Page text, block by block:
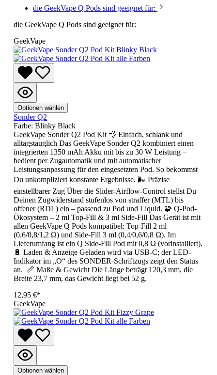
die GeekVape Q Pods sind geeignet für:
die GeekVape Q Pods sind geeignet für:
GeekVape
Optionen wählen
Sonder Q2
Farbe: Blinky Black
GeekVape Sonder Q2 Pod Kit 💨 Einfach, schlank und
alltagstauglich Das GeekVape Sonder Q2 kombiniert einen
integrierten 1350 mAh Akku mit bis zu 30 W Leistung –
bedient per Zugautomatik und mit automatischer
Leistungsanpassung für den eingesetzten Pod. So bekommst
Du unkompliziert konstante Ergebnisse. 🌬️ Präzise
einstellbarer Zug Über die Slider-Airflow-Control stellst Du
Deinen Zugwiderstand stufenlos von straffer (MTL) bis
offener (RDL) ein – passend zu Pod und Liquid. 🧩 Q-Pod-
Ökosystem – 2 ml Top-Fill & 3 ml Side-Fill Das Gerät ist mit
allen GeekVape Q Pods kompatibel: Top-Fill 2 ml
(0,6/0,8/1,2 Ω) und Side-Fill 3 ml (0,4/0,6/0,8 Ω). Im
Lieferumfang ist ein Q Side-Fill Pod mit 0,8 Ω (vorinstalliert).
🔋 Laden & Anzeige Geladen wird via USB-C; der LED-
Indikator im „O“ des SONDER-Schriftzugs zeigt den Status
an. 📏 Maße & Gewicht Die Länge beträgt 120,3 mm, die
Breite 23,7 mm, das Gewicht liegt bei 52 g.
12,95 €*
GeekVape
Optionen wählen